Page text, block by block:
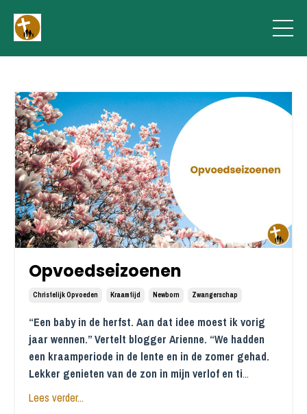
Opvoedseizoenen
Christelijk Opvoeden Kraamtijd Newborn Zwangerschap
“Een baby in de herfst. Aan dat idee moest ik vorig
jaar wennen.” Vertelt blogger Arienne. “We hadden
een kraamperiode in de lente en in de zomer gehad.
Lekker genieten van de zon in mijn verlof en ti...
Lees verder...